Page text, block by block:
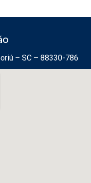
– SC – 88330-786